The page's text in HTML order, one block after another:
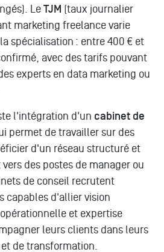
Le TJM (taux journalier
marketing freelance varie
spécialisation : entre 400 € et
avec des tarifs pouvant
experts en data marketing ou
l'intégration d'un cabinet de
permet de travailler sur des
d'un réseau structuré et
des postes de manager ou
de conseil recrutent
capables d'allier vision
et expertise
leurs clients dans leurs
de transformation.